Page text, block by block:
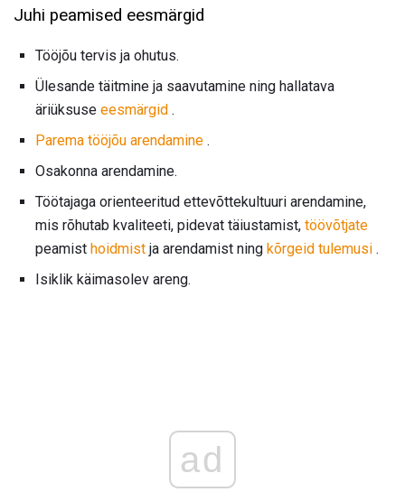
Juhi peamised eesmärgid
Tööjõu tervis ja ohutus.
Ülesande täitmine ja saavutamine ning hallatava
äriüksuse eesmärgid .
Parema tööjõu arendamine .
Osakonna arendamine.
Töötajaga orienteeritud ettevõttekultuuri arendamine,
mis rõhutab kvaliteeti, pidevat täiustamist, töövõtjate
peamist hoidmist ja arendamist ning kõrgeid tulemusi .
Isiklik käimasolev areng.
ad